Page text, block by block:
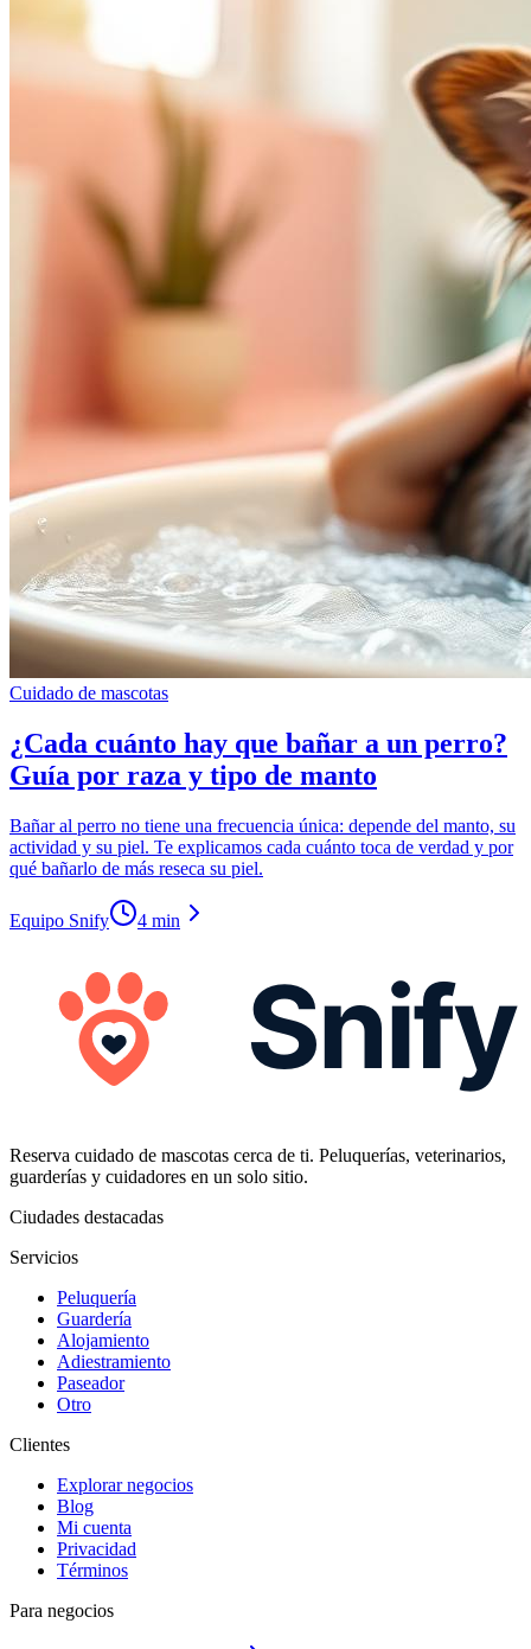
Cuidado de mascotas
¿Cada cuánto hay que bañar a un perro?
Guía por raza y tipo de manto
Bañar al perro no tiene una frecuencia única: depende del manto, su
actividad y su piel. Te explicamos cada cuánto toca de verdad y por
qué bañarlo de más reseca su piel.
Equipo Snify 4 min
Reserva cuidado de mascotas cerca de ti. Peluquerías, veterinarios,
guarderías y cuidadores en un solo sitio.
Ciudades destacadas
Servicios
Peluquería
Guardería
Alojamiento
Adiestramiento
Paseador
Otro
Clientes
Explorar negocios
Blog
Mi cuenta
Privacidad
Términos
Para negocios